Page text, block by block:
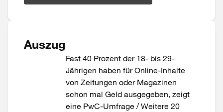
Auszug
Fast 40 Prozent der 18- bis 29-
Jährigen haben für Online-Inhalte
von Zeitungen oder Magazinen
schon mal Geld ausgegeben, zeigt
eine PwC-Umfrage / Weitere 20